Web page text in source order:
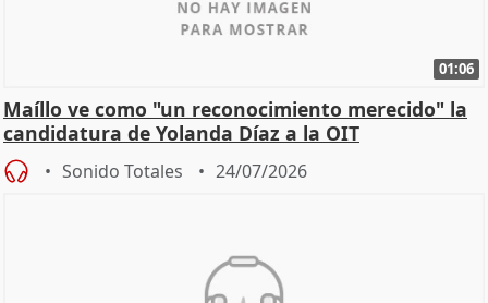
01:06
Maíllo ve como "un reconocimiento merecido" la
candidatura de Yolanda Díaz a la OIT
Sonido Totales 24/07/2026